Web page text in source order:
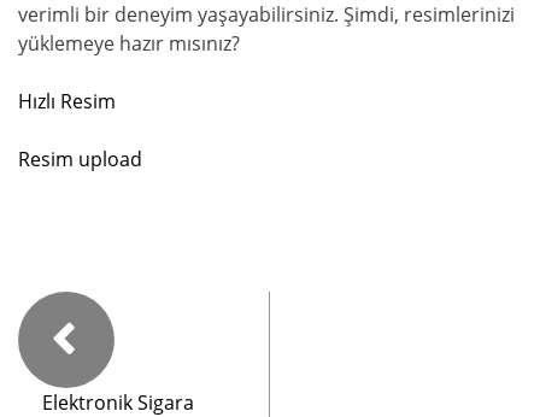
verimli bir deneyim yaşayabilirsiniz. Şimdi, resimlerinizi
yüklemeye hazır mısınız?
Hızlı Resim
Resim upload
Elektronik Sigara